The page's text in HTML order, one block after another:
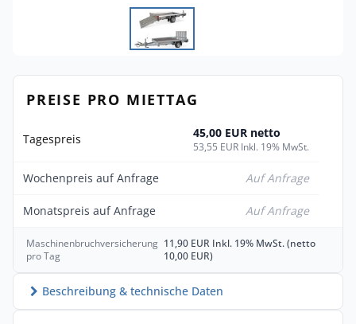
PREISE PRO MIETTAG
Tagespreis 45,00 EUR netto
53,55 EUR Inkl. 19% MwSt.
Wochenpreis auf Anfrage Auf Anfrage
Monatspreis auf Anfrage Auf Anfrage
Maschinenbruchversicherung
pro Tag
11,90 EUR Inkl. 19% MwSt. (netto
10,00 EUR)
Beschreibung & technische Daten